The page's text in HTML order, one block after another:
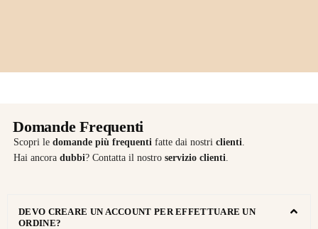
Domande Frequenti
Scopri le domande più frequenti fatte dai nostri clienti.
Hai ancora dubbi? Contatta il nostro servizio clienti.
DEVO CREARE UN ACCOUNT PER EFFETTUARE UN
ORDINE?